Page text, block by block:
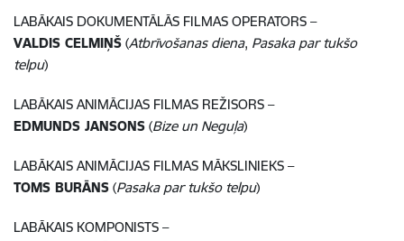
LABĀKAIS DOKUMENTĀLĀS FILMAS OPERATORS –
VALDIS CELMIŅŠ (Atbrīvošanas diena, Pasaka par tukšo
telpu)
LABĀKAIS ANIMĀCIJAS FILMAS REŽISORS –
EDMUNDS JANSONS (Bize un Neguļa)
LABĀKAIS ANIMĀCIJAS FILMAS MĀKSLINIEKS –
TOMS BURĀNS (Pasaka par tukšo telpu)
LABĀKAIS KOMPONISTS –